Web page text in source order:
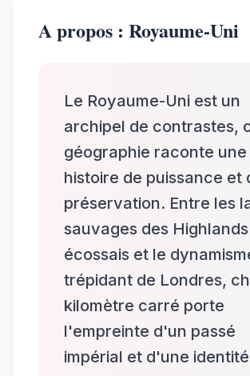
A propos : Royaume-Uni
Le Royaume-Uni est un
archipel de contrastes,
géographie raconte une
histoire de puissance et
préservation. Entre les
sauvages des Highlands
écossais et le
trépidant de Londres,
kilomètre carré porte
l'empreinte d'un passé
impérial et d'une identité